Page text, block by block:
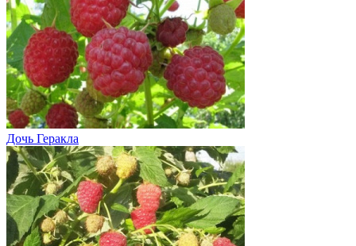
Дочь Геракла